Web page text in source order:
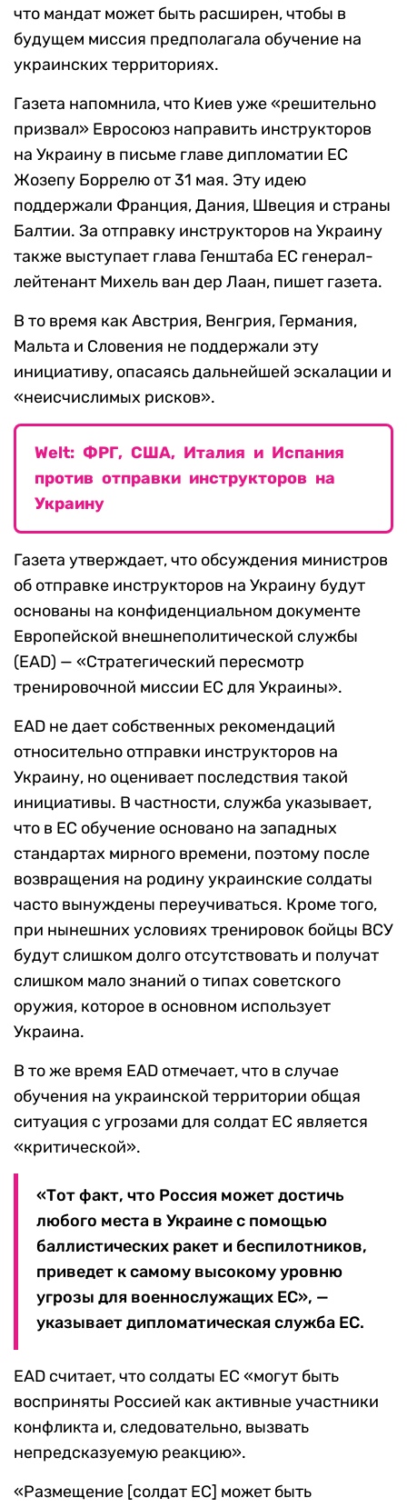
что мандат может быть расширен, чтобы в
будущем миссия предполагала обучение на
украинских территориях.
Газета напомнила, что Киев уже «решительно
призвал» Евросоюз направить инструкторов
на Украину в письме главе дипломатии ЕС
Жозепу Боррелю от 31 мая. Эту идею
поддержали Франция, Дания, Швеция и страны
Балтии. За отправку инструкторов на Украину
также выступает глава Генштаба ЕС генерал-
лейтенант Михель ван дер Лаан, пишет газета.
В то время как Австрия, Венгрия, Германия,
Мальта и Словения не поддержали эту
инициативу, опасаясь дальнейшей эскалации и
«неисчислимых рисков».
Welt: ФРГ, США, Италия и Испания
против отправки инструкторов на
Украину
Газета утверждает, что обсуждения министров
об отправке инструкторов на Украину будут
основаны на конфиденциальном документе
Европейской внешнеполитической службы
(EAD) — «Стратегический пересмотр
тренировочной миссии ЕС для Украины».
EAD не дает собственных рекомендаций
относительно отправки инструкторов на
Украину, но оценивает последствия такой
инициативы. В частности, служба указывает,
что в ЕС обучение основано на западных
стандартах мирного времени, поэтому после
возвращения на родину украинские солдаты
часто вынуждены переучиваться. Кроме того,
при нынешних условиях тренировок бойцы ВСУ
будут слишком долго отсутствовать и получат
слишком мало знаний о типах советского
оружия, которое в основном использует
Украина.
В то же время EAD отмечает, что в случае
обучения на украинской территории общая
ситуация с угрозами для солдат ЕС является
«критической».
«Тот факт, что Россия может достичь
любого места в Украине с помощью
баллистических ракет и беспилотников,
приведет к самому высокому уровню
угрозы для военнослужащих ЕС», —
указывает дипломатическая служба ЕС.
EAD считает, что солдаты ЕС «могут быть
восприняты Россией как активные участники
конфликта и, следовательно, вызвать
непредсказуемую реакцию».
«Размещение [солдат ЕС] может быть